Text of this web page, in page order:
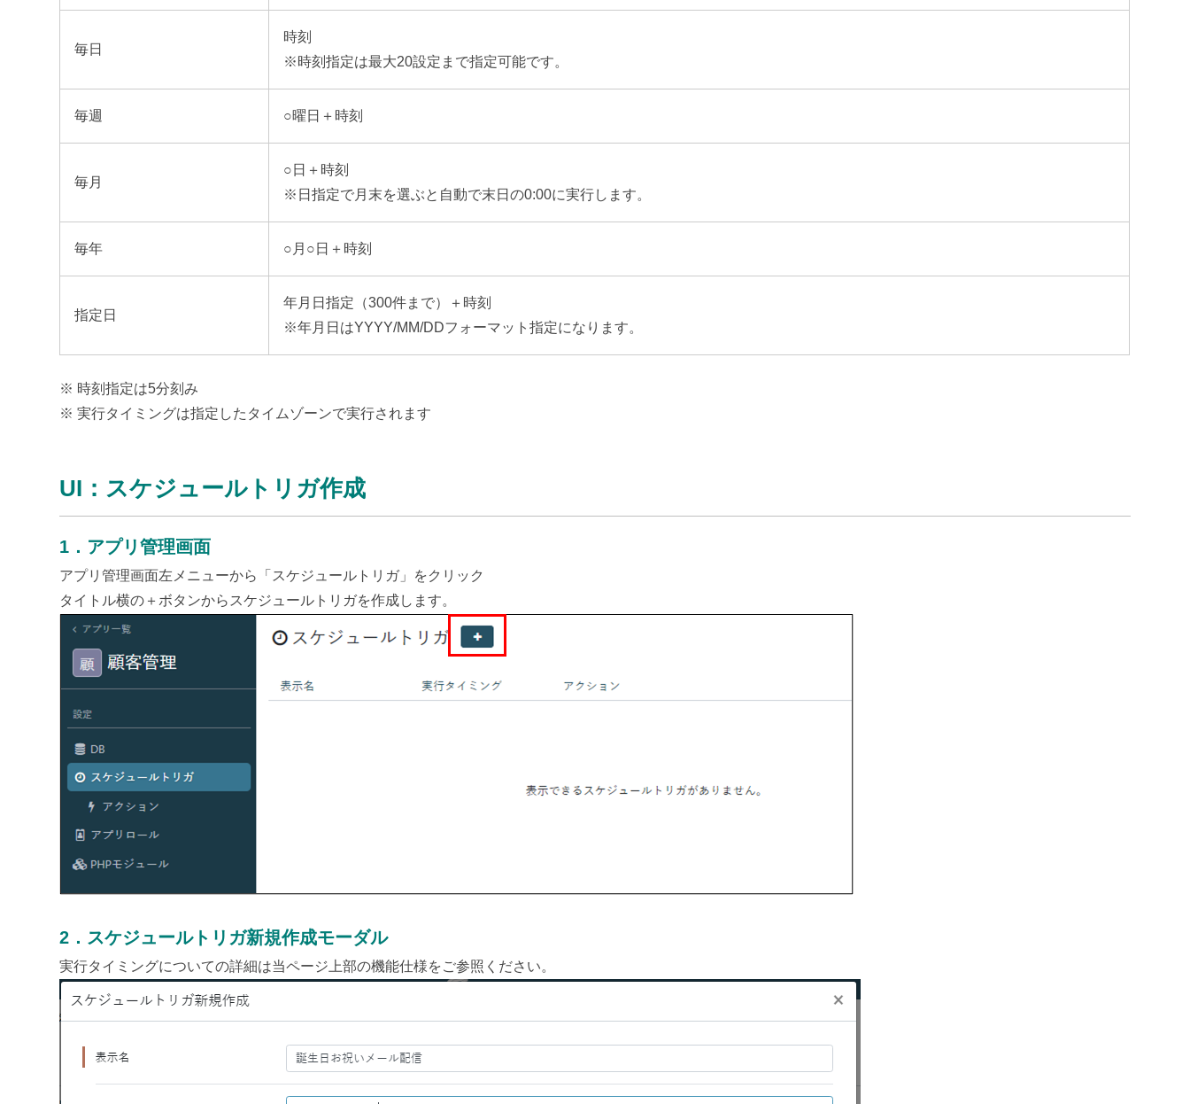
毎日
時刻
※時刻指定は最大20設定まで指定可能です。
毎週 ○曜日＋時刻
毎月
○日＋時刻
※日指定で月末を選ぶと自動で末日の0:00に実行します。
毎年 ○月○日＋時刻
指定日
年月日指定（300件まで）＋時刻
※年月日はYYYY/MM/DDフォーマット指定になります。
※ 時刻指定は5分刻み
※ 実行タイミングは指定したタイムゾーンで実行されます
UI：スケジュールトリガ作成
1 ． アプリ管理画面
アプリ管理画面左メニューから「スケジュールトリガ」をクリック
タイトル横の＋ボタンからスケジュールトリガを作成します。
2．スケジュールトリガ新規作成モーダル
実行タイミングについての詳細は当ページ上部の機能仕様をご参照ください。